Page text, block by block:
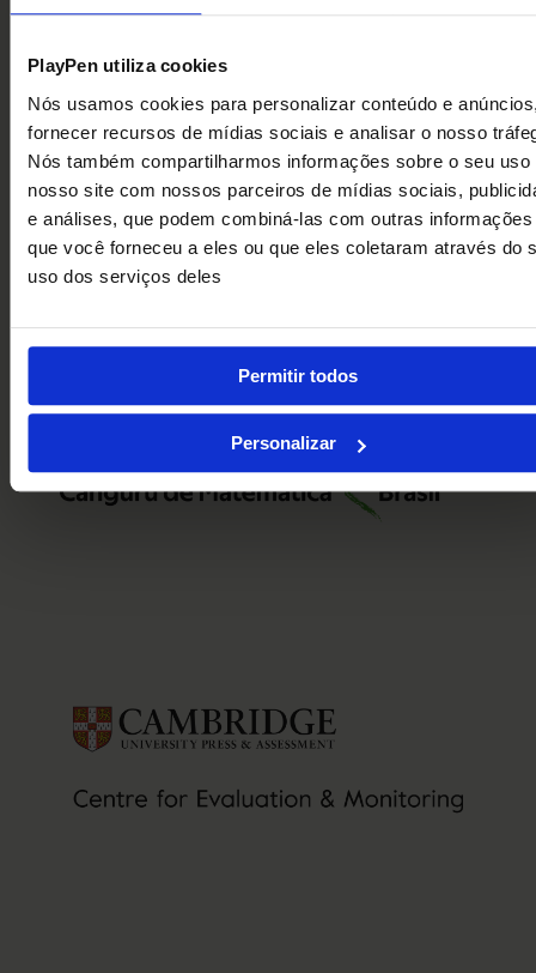
PlayPen utiliza cookies
Nós usamos cookies para personalizar conteúdo e
fornecer recursos de mídias sociais e analisar o nosso
Nós também compartilharmos informações sobre o seu uso
nosso site com nossos parceiros de mídias sociais,
e análises, que podem combiná-las com outras informações
que você forneceu a eles ou que eles coletaram através do
uso dos serviços deles
Permitir todos
Personalizar